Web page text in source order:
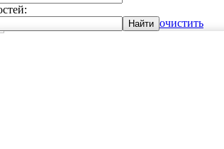
Найти очистить